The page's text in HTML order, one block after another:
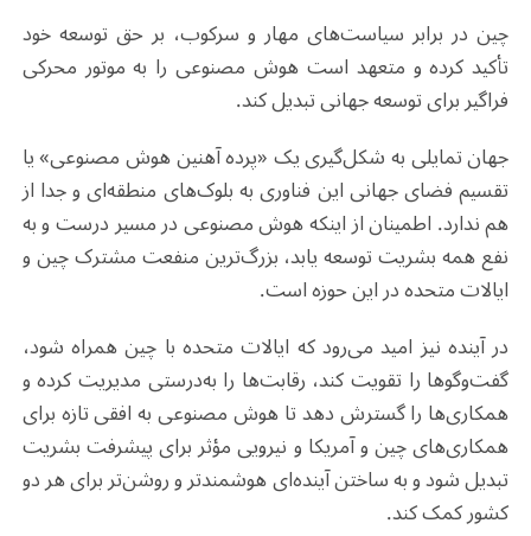
چین در برابر سیاست‌های مهار و سرکوب، بر حق توسعه خود
تأکید کرده و متعهد است هوش مصنوعی را به موتور محرکی
فراگیر برای توسعه جهانی تبدیل کند.
جهان تمایلی به شکل‌گیری یک «پرده آهنین هوش مصنوعی» یا
تقسیم فضای جهانی این فناوری به بلوک‌های منطقه‌ای و جدا از
هم ندارد. اطمینان از اینکه هوش مصنوعی در مسیر درست و به
نفع همه بشریت توسعه یابد، بزرگ‌ترین منفعت مشترک چین و
ایالات متحده در این حوزه است.
در آینده نیز امید می‌رود که ایالات متحده با چین همراه شود،
گفت‌وگوها را تقویت کند، رقابت‌ها را به‌درستی مدیریت کرده و
همکاری‌ها را گسترش دهد تا هوش مصنوعی به افقی تازه برای
همکاری‌های چین و آمریکا و نیرویی مؤثر برای پیشرفت بشریت
تبدیل شود و به ساختن آینده‌ای هوشمندتر و روشن‌تر برای هر دو
کشور کمک کند.